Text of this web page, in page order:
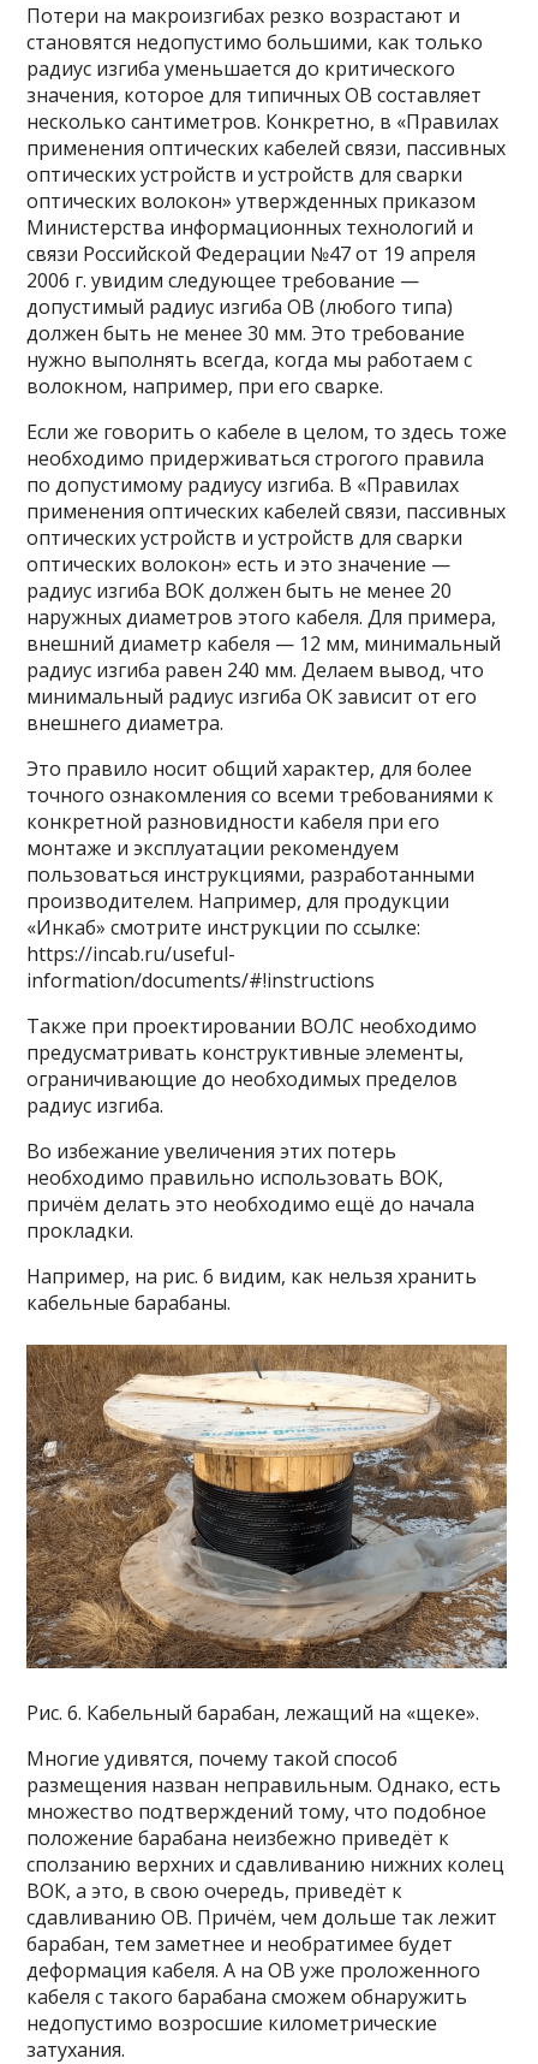
Потери на макроизгибах резко возрастают и
становятся недопустимо большими, как только
радиус изгиба уменьшается до критического
значения, которое для типичных ОВ составляет
несколько сантиметров. Конкретно, в «Правилах
применения оптических кабелей связи, пассивных
оптических устройств и устройств для сварки
оптических волокон» утвержденных приказом
Министерства информационных технологий и
связи Российской Федерации №47 от 19 апреля
2006 г. увидим следующее требование —
допустимый радиус изгиба ОВ (любого типа)
должен быть не менее 30 мм. Это требование
нужно выполнять всегда, когда мы работаем с
волокном, например, при его сварке.
Если же говорить о кабеле в целом, то здесь тоже
необходимо придерживаться строгого правила
по допустимому радиусу изгиба. В «Правилах
применения оптических кабелей связи, пассивных
оптических устройств и устройств для сварки
оптических волокон» есть и это значение —
радиус изгиба ВОК должен быть не менее 20
наружных диаметров этого кабеля. Для примера,
внешний диаметр кабеля — 12 мм, минимальный
радиус изгиба равен 240 мм. Делаем вывод, что
минимальный радиус изгиба ОК зависит от его
внешнего диаметра.
Это правило носит общий характер, для более
точного ознакомления со всеми требованиями к
конкретной разновидности кабеля при его
монтаже и эксплуатации рекомендуем
пользоваться инструкциями, разработанными
производителем. Например, для продукции
«Инкаб» смотрите инструкции по ссылке:
https://incab.ru/useful-
information/documents/#!instructions
Также при проектировании ВОЛС необходимо
предусматривать конструктивные элементы,
ограничивающие до необходимых пределов
радиус изгиба.
Во избежание увеличения этих потерь
необходимо правильно использовать ВОК,
причём делать это необходимо ещё до начала
прокладки.
Например, на рис. 6 видим, как нельзя хранить
кабельные барабаны.
Рис. 6. Кабельный барабан, лежащий на «щеке».
Многие удивятся, почему такой способ
размещения назван неправильным. Однако, есть
множество подтверждений тому, что подобное
положение барабана неизбежно приведёт к
сползанию верхних и сдавливанию нижних колец
ВОК, а это, в свою очередь, приведёт к
сдавливанию ОВ. Причём, чем дольше так лежит
барабан, тем заметнее и необратимее будет
деформация кабеля. А на ОВ уже проложенного
кабеля с такого барабана сможем обнаружить
недопустимо возросшие километрические
затухания.